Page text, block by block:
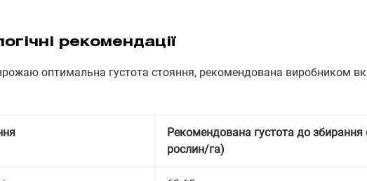
рекомендації
оптимальна густота стояння, рекомендована виробником
Рекомендована густота до збирання
рослин/га)